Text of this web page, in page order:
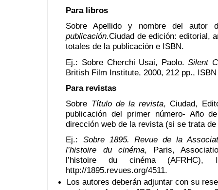
Para libros
Sobre Apellido y nombre del autor
publicación.Ciudad de edición: editorial,
totales de la publicación e ISBN.
Ej.: Sobre Cherchi Usai, Paolo.Silent
British Film Institute, 2000, 212 pp.,
Para revistas
Sobre Título de la revista, Ciudad,
publicación del primer número- Año
dirección web de la revista (si se trata
Ej.: Sobre 1895. Revue de la
l’histoire du cinéma, Paris,
l’histoire du cinéma (AFRHC),
http://1895.revues.org/4511.
Los autores deberán adjuntar con su